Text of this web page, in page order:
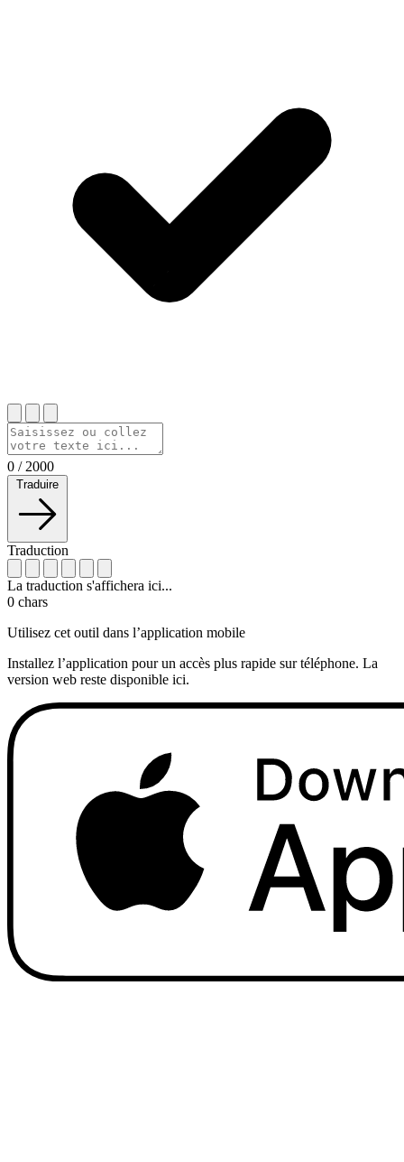
0 / 2000
Traduire
Traduction
La traduction s'affichera ici...
0 chars
Utilisez cet outil dans l’application mobile
Installez l’application pour un accès plus rapide sur téléphone. La
version web reste disponible ici.